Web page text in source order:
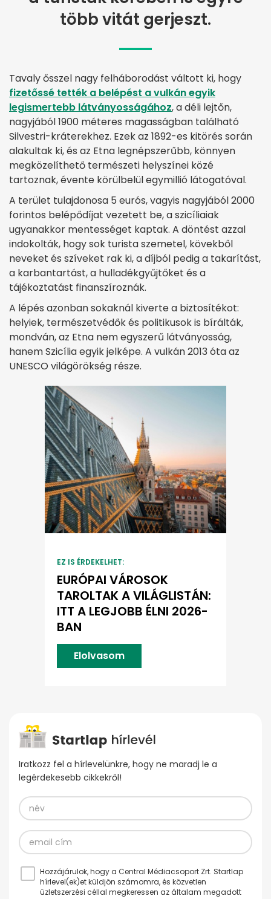
több vitát gerjeszt.
Tavaly ősszel nagy felháborodást váltott ki, hogy
fizetőssé tették a belépést a vulkán egyik
legismertebb látványosságához, a déli lejtőn,
nagyjából 1900 méteres magasságban található
Silvestri-kráterekhez. Ezek az 1892-es kitörés során
alakultak ki, és az Etna legnépszerűbb, könnyen
megközelíthető természeti helyszínei közé
tartoznak, évente körülbelül egymillió látogatóval.
A terület tulajdonosa 5 eurós, vagyis nagyjából 2000
forintos belépődíjat vezetett be, a szicíliaiak
ugyanakkor mentességet kaptak. A döntést azzal
indokolták, hogy sok turista szemetel, kövekből
neveket és szíveket rak ki, a díjból pedig a takarítást,
a karbantartást, a hulladékgyűjtőket és a
tájékoztatást finanszíroznák.
A lépés azonban sokaknál kiverte a biztosítékot:
helyiek, természetvédők és politikusok is bírálták,
mondván, az Etna nem egyszerű látványosság,
hanem Szicília egyik jelképe. A vulkán 2013 óta az
UNESCO világörökség része.
EZ IS ÉRDEKELHET:
EURÓPAI VÁROSOK
TAROLTAK A VILÁGLISTÁN:
ITT A LEGJOBB ÉLNI 2026-
BAN
Elolvasom
Iratkozz fel a hírlevelünkre, hogy ne maradj le a
legérdekesebb cikkekről!
Hozzájárulok, hogy a Central Médiacsoport Zrt. Startlap
hírlevel(ek)et küldjön számomra, és közvetlen
üzletszerzési céllal megkeressen az általam megadott